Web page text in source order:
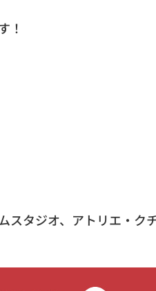
！
タジオ、アトリエ・ク